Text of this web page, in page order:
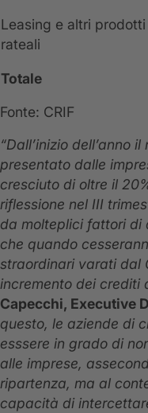
Leasing e altri prodotti
rateali
Totale
Fonte: CRIF
“Dall’inizio dell’anno
presentato dalle
cresciuto di oltre il
riflessione nel III
da molteplici fattori di
che quando
straordinari varati dal
incremento dei crediti
Capecchi, Executive
questo, le aziende di
esssere in grado di
alle imprese,
ripartenza, ma al
capacità di